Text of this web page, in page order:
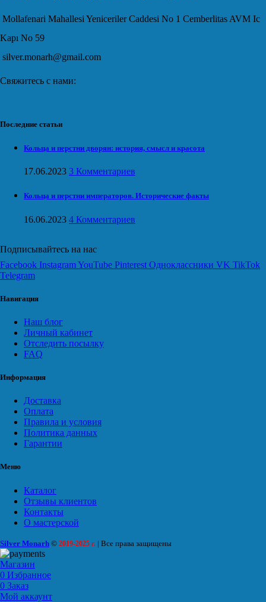
Mollafenari Mahallesi Yeniceriler Caddesi No 1 Cemberlitas AVM Ic
Kapı No 59
silver.monarh@gmail.com
Свяжитесь с нами:
Последние статьи
Кольца и перстни дворян: история, смысл и красота
17.06.2023 3 Комментариев
Кольца и перстни императоров. Исторические факты
16.06.2023 4 Комментариев
Подписывайтесь на нас
Facebook InstagramYouTube Pinterest Одноклассники VK TikTok
Telegram
Навигация
Наш блог
Личный кабинет
Отследить посылку
FAQ
Информация
Доставка
Оплата
Правила и условия
Политика данных
Гарантии
Меню
Каталог
Отзывы клиентов
Контакты
О мастерской
Silver Monarh © 2019-2025 г. | Все права защищены
Магазин
0 Избранное
0 Заказ
Мой аккаунт